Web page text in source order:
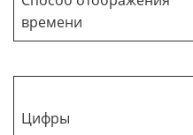
времени
Цифры